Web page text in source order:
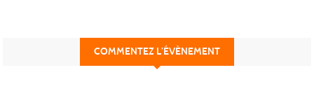
COMMENTEZ L’ÉVÈNEMENT